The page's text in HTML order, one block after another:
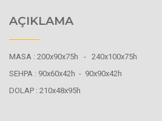
AÇIKLAMA
MASA : 200x90x75h - 240x100x75h
SEHPA : 90x60x42h - 90x90x42h
DOLAP : 210x48x95h